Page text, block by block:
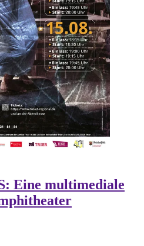
Eine multimediale